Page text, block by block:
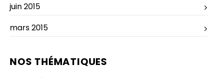
juin 2015
mars 2015
NOS THÉMATIQUES